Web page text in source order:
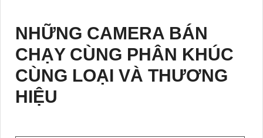
NHỮNG CAMERA BÁN
CHẠY CÙNG PHÂN KHÚC
CÙNG LOẠI VÀ THƯƠNG
HIỆU